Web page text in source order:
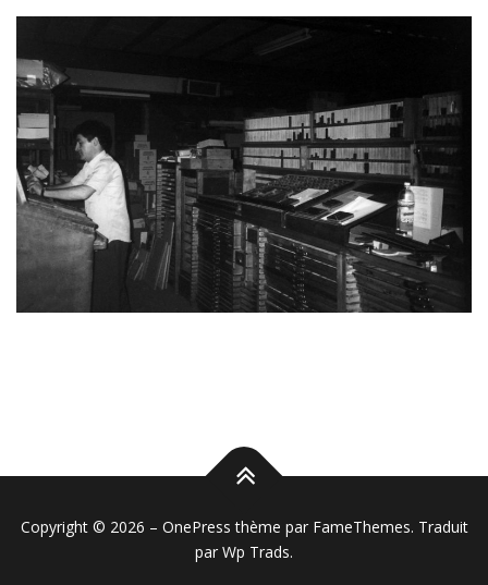
Copyright © 2026 – OnePress thème par FameThemes. Traduit
par Wp Trads.